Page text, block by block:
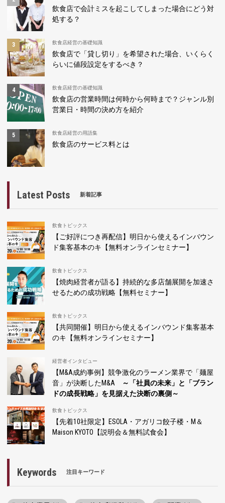
飲食店で会計ミスを起こしてしまった場合にどう対
処する？
飲食店経営の基礎知識
飲食店で「貸し切り」を希望された場合、いくらく
らいに値段設定をするべき？
飲食店経営の基礎知識
飲食店の営業時間は何時から何時まで？ジャンル別
営業日・時間の決め方を紹介
飲食店経営の用語集
飲食店のサービス料とは
Latest Posts 新着記事
飲食トピックス
【ご好評につき再配信】明日から使えるインバウン
ド集客基本のキ【無料オンラインセミナー】
飲食トピックス
【焼肉経営者が語る】持続的な多店舗展開を加速さ
せるための成功戦略【無料セミナー】
飲食トピックス
【共同開催】明日から使えるインバウンド集客基本
のキ【無料オンラインセミナー】
経営者インタビュー
【M&A成約事例】競争激化のラーメン業界で「麺屋
音」が決断したM&A
～「社員の未来」と「ブラン
ドの成長戦略」を見据えた決断の裏側～
飲食トピックス
【先着10社限定】ESOLA・アガリコ餃子楼・M＆
Maison KYOTO【説明会＆無料試食会】
Keywords 注目キーワード